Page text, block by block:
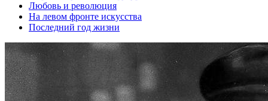
Любовь и революция
На левом фронте искусства
Последний год жизни